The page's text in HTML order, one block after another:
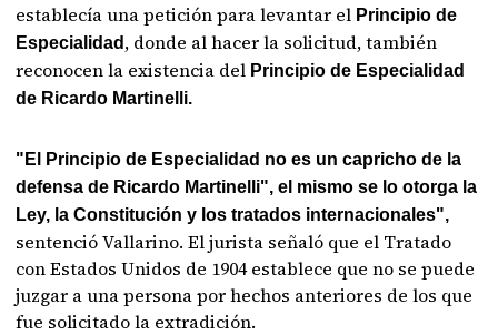
establecía una petición para levantar el Principio de
Especialidad , donde al hacer la solicitud, también
reconocen la existencia del Principio de Especialidad
de Ricardo Martinelli.
"El Principio de Especialidad no es un capricho de la
defensa de Ricardo Martinelli", el mismo se lo otorga la
Ley, la Constitución y los tratados internacionales",
sentenció Vallarino. El jurista señaló que el Tratado
con Estados Unidos de 1904 establece que no se puede
juzgar a una persona por hechos anteriores de los que
fue solicitado la extradición.